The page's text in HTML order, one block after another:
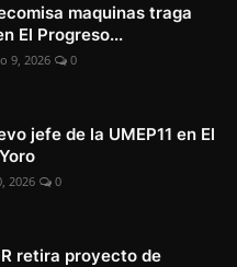
maquinas traga
El Progreso...
9, 2026 0
jefe de la UMEP11 en El
2026 0
retira proyecto de